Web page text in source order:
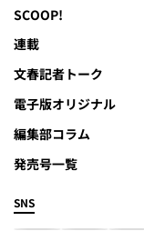
SCOOP!
連載
文春記者トーク
電子版オリジナル
編集部コラム
発売号一覧
SNS